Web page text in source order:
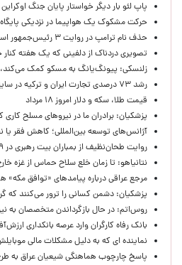
پاپ لئو بار دیگر خواستار پایان جنگ
حرکت مشکوک یک هواپیما در نزدیکی پایگاه
حذف نام ترامپ در روایت ۳ رئیس‌جمهور اسبق آمریکا از تاریخ کشورشان
تصویری دردناک از دلفینی که یک هفته
زلنسکی: پیونگ‌یانگ به مسکو کمک
رشد ۷۳ درصدی تجارت ایران و ترکیه در سایه محاصره دریایی
قیمت طلا، سکه و دلار امروز ۱۸ مرداد
پزشکیان: برادران ما در نیروهای مسلح کاری
آژانس‌های توسعه بین‌المللی؛ کاهش فقر یا
روایت طحان‌نظیف از بمباران بیت رهبری در ۹ اسفند
نتانیاهو: تا زمان خلع سلاح حماس از غزه
مرجع عراقی درباره پیامدهای «توافق مکه»
پزشکیان: دشمن کسانی را ترور می‌کنند که
روس‌اتم: در حال بازگرداندن متخصصان به
بانک رفاه کارگران وارد عرصه بانکداری
نماینده ای که به دلیل مشکلات مالی
پاسخ چارچوب هماهنگی شیعیان عراق به